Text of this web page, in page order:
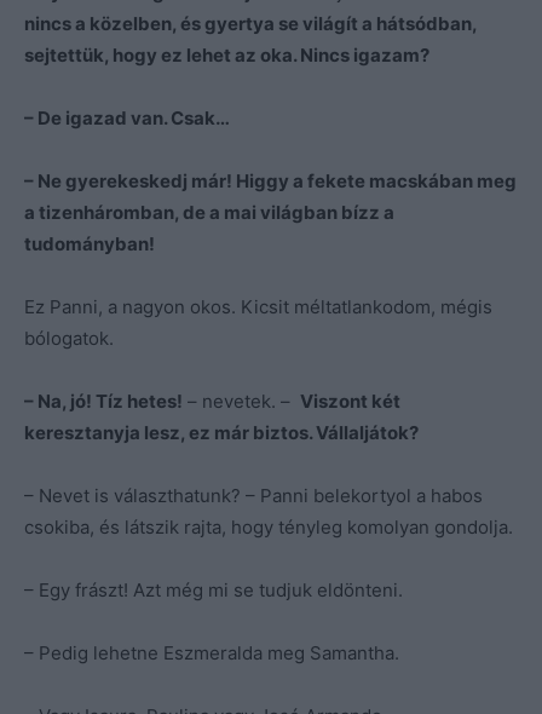
nincs a közelben, és gyertya se világít a hátsódban,
sejtettük, hogy ez lehet az oka. Nincs igazam?
– De igazad van. Csak…
– Ne gyerekeskedj már! Higgy a fekete macskában meg
a tizenháromban, de a mai világban bízz a
tudományban!
Ez Panni, a nagyon okos. Kicsit méltatlankodom, mégis
bólogatok.
– Na, jó! Tíz hetes! – nevetek. – Viszont két
keresztanyja lesz, ez már biztos. Vállaljátok?
– Nevet is választhatunk? – Panni belekortyol a habos
csokiba, és látszik rajta, hogy tényleg komolyan gondolja.
– Egy frászt! Azt még mi se tudjuk eldönteni.
– Pedig lehetne Eszmeralda meg Samantha.